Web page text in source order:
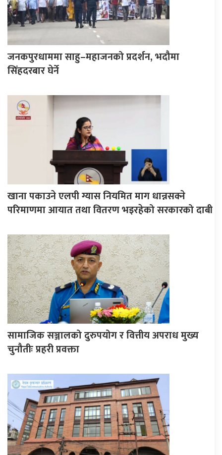
जनकपुरधाममा साहु–महाजनको प्रदर्शन, भदौमा
सिंहदरबार घेर्ने
खाना पकाउने एलपी ग्यास नियमित माग धान्नसक्ने
परिमाणमा आयात तथा वितरण भइरहेको सरकारको दाबी
सामाजिक सञ्जालको दुरुपयोग र वित्तीय अपराध मुख्य
चुनौतीः प्रहरी प्रवक्ता